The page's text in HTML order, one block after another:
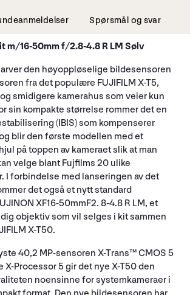
Spørsmål og svar
m/16-50mm f/2.8-4.8 R LM Sølv
arver den høyoppløselige bildesensoren
fra det populære FUJIFILM X-T5,
smidigere kamerahus som veier kun
sin kompakte størrelse rommer det en
(IBIS) som kompenserer
blir den første modellen med et
på toppen av kameraet slik at man
velge blant Fujfilms 20 ulike
I forbindelse med lanseringen av det
det også et nytt standard
XF16-50mmF2. 8-4.8 R LM, et
objektiv som vil selges i kit sammen
X-T50.
40,2 MP-sensoren X-Trans™ CMOS 5
X-Processor 5 gir det nye X-T50 den
noensinne for systemkameraer i